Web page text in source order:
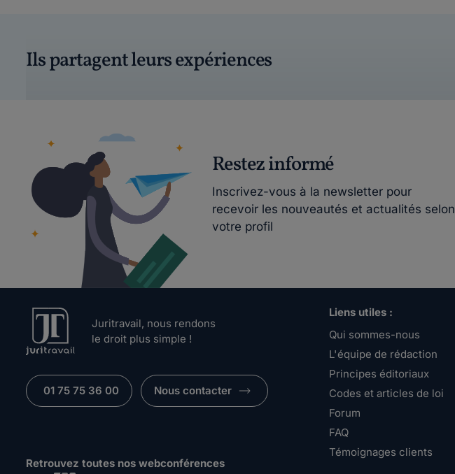
Ils partagent leurs expériences
Restez informé
Inscrivez-vous à la newsletter pour
recevoir les nouveautés et actualités selon
votre profil
Juritravail, nous rendons
le droit plus simple !
01 75 75 36 00 Nous contacter
Retrouvez toutes nos webconférences
Liens utiles :
Qui sommes-nous
L'équipe de rédaction
Principes éditoriaux
Codes et articles de loi
Forum
FAQ
Témoignages clients